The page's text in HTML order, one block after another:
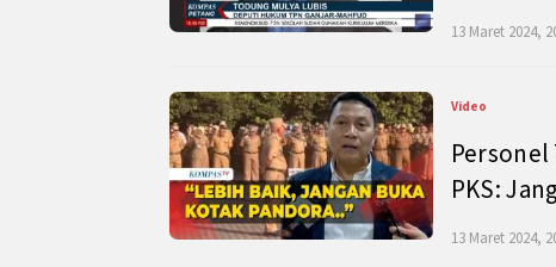
13 Maret 2024,
Video
Personel
PKS:
13 Maret 2024,